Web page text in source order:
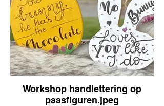
Workshop handlettering op
paasfiguren.jpeg